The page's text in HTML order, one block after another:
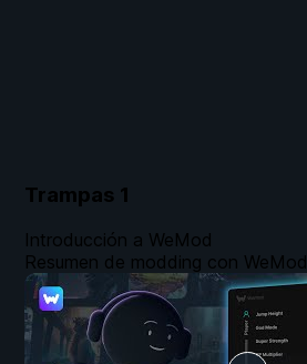
Trampas 1
Introducción a WeMod
Resumen de modding con WeMod